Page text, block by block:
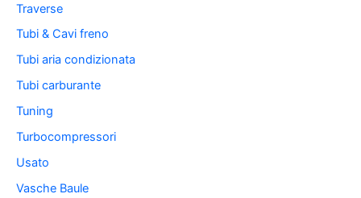
Traverse
Tubi & Cavi freno
Tubi aria condizionata
Tubi carburante
Tuning
Turbocompressori
Usato
Vasche Baule